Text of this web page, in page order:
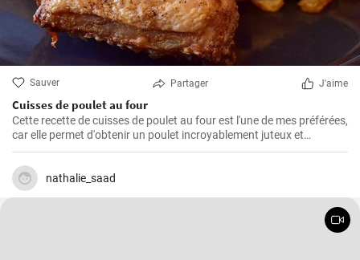
Sauver Partager J'aime
Cuisses de poulet au four
Cette recette de cuisses de poulet au four est l'une de mes préférées,
car elle permet d'obtenir un poulet incroyablement juteux et
savoureux. Les cuisses de poulet sont les parties du poulet que je
préfère cuire au four parce qu'elles restent juteuses même après un
long temps de cuisson. De plus, les ingrédients sont simples, mais
parviennent toujours à faire ressortir le meilleur du poulet, créant
nathalie_saad